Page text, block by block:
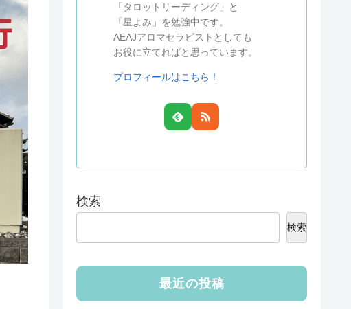
「タロットリーディング」と
「星よみ」を勉強中です。
AEAJアロマセラピストとしても
お役に立てればと思っています。
プロフィールはこちら！
検索
検索
最近の投稿